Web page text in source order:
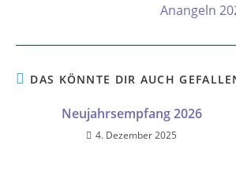
Anangeln
DAS KÖNNTE DIR AUCH
Neujahrsempfang 2026
4. Dezember 2025